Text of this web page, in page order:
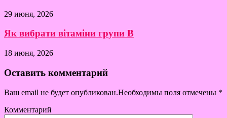
29 июня, 2026
Як вибрати вітаміни групи B
18 июня, 2026
Оставить комментарий
Ваш email не будет опубликован.Необходимы поля отмечены *
Комментарий